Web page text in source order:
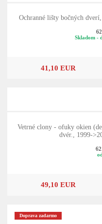
Ochranné lišty bočných
Skladom -
41,10 EUR
Vetrné clony - ofuky okien
dvér., 1999-
49,10 EUR
Doprava zadarmo